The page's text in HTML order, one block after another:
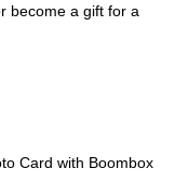
become a gift for a
Card with Boombox